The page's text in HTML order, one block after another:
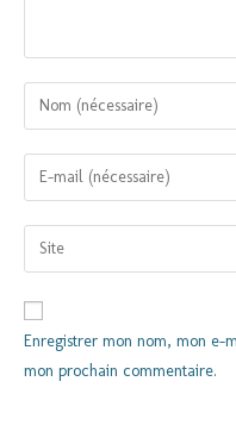
Enregistrer mon nom, mon e-
mon prochain commentaire.